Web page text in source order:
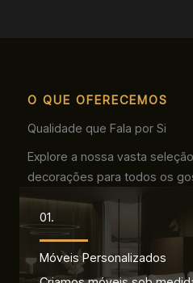
O QUE OFERECEMOS
Qualidade que Fala por Si
Explore a nossa vasta
decorações para todos os
01.
Móveis Personalizados